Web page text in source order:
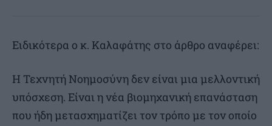
Ειδικότερα ο κ. Καλαφάτης στο άρθρο αναφέρει:
Η Τεχνητή Νοημοσύνη δεν είναι μια μελλοντική
υπόσχεση. Είναι η νέα βιομηχανική επανάσταση
που ήδη μετασχηματίζει τον τρόπο με τον οποίο